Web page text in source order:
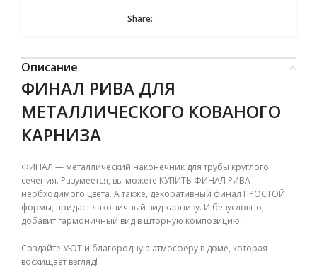
Share:
Описание
ФИНАЛ РИВА ДЛЯ
МЕТАЛЛИЧЕСКОГО КОВАНОГО
КАРНИЗА
ФИНАЛ — металлический наконечник для трубы круглого
сечения. Разумеется, вы можете КУПИТЬ ФИНАЛ РИВА
необходимого цвета. А также, декоративный финал ПРОСТОЙ
формы, придаст лаконичный вид карнизу. И безусловно,
добавит гармоничный вид в шторную композицию.
Создайте УЮТ и благородную атмосферу в доме, которая
восхищает взгляд!